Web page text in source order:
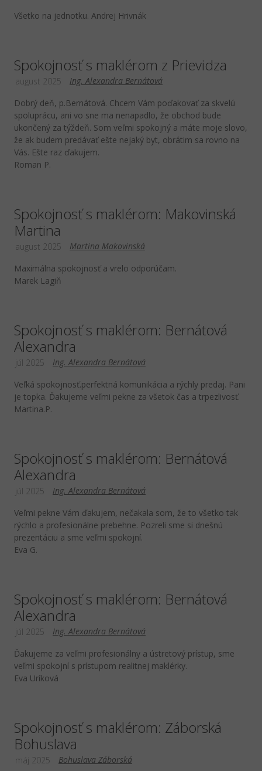
Všetko na jednotku. Andrej Hrivnák
Spokojnosť s maklérom z Prievidza
Ing. Alexandra Bernátová
august 2025
Dobrý deň, p.Bernátová. Chcem Vám poďakovať za skvelú
spoluprácu, ani vo sne ma nenapadlo, že obchod bude
ukončený za týždeň. Som veľmi spokojný a máte moje slovo,
že ak budem predávať ešte nejaký byt, obrátim sa rovno na
Vás. Ešte raz ďakujem.
Roman P.
Spokojnosť s maklérom: Makovinská
Martina
Martina Makovinská
august 2025
Maximálna spokojnosť a vrelo odporúčam.
Marek Lagiň
Spokojnosť s maklérom: Bernátová
Alexandra
Ing. Alexandra Bernátová
júl 2025
Veľká spokojnosť.perfektná komunikácia a rýchly predaj. Pani
je topka. Ďakujeme veľmi pekne za všetok čas a trpezlivosť.
Martina.P.
Spokojnosť s maklérom: Bernátová
Alexandra
Ing. Alexandra Bernátová
júl 2025
Veľmi pekne Vám ďakujem, nečakala som, že to všetko tak
rýchlo a profesionálne prebehne. Pozreli sme si dnešnú
prezentáciu a sme veľmi spokojní.
Eva G.
Spokojnosť s maklérom: Bernátová
Alexandra
Ing. Alexandra Bernátová
júl 2025
Ďakujeme za veľmi profesionálny a ústretový prístup, sme
veľmi spokojní s prístupom realitnej maklérky.
Eva Uríková
Spokojnosť s maklérom: Záborská
Bohuslava
Bohuslava Záborská
máj 2025